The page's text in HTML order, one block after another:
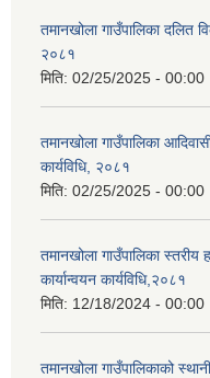
तमानखोला गाउँपालिका दलित
२०८१
मिति: 02/25/2025 - 00:00
तमानखोला गाउँपालिका
कार्यविधि, २०८१
मिति: 02/25/2025 - 00:00
तमानखोला गाउँपालिका
कार्यान्वयन कार्यविधि,२०८१
मिति: 12/18/2024 - 00:00
तमानखोला गाउँपालिकाको